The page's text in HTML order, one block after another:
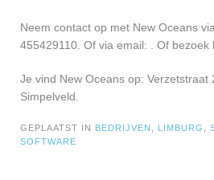
Neem contact op met New Oceans
455429110. Of via email:
. Of
Je vind New Oceans op: Verzetstraat
Simpelveld.
GEPLAATST IN BEDRIJVEN LIMBURG
SOFTWARE